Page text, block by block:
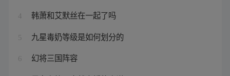
4 韩萧和艾默丝在一起了吗
5 九星毒奶等级是如何划分的
6 幻将三国阵容